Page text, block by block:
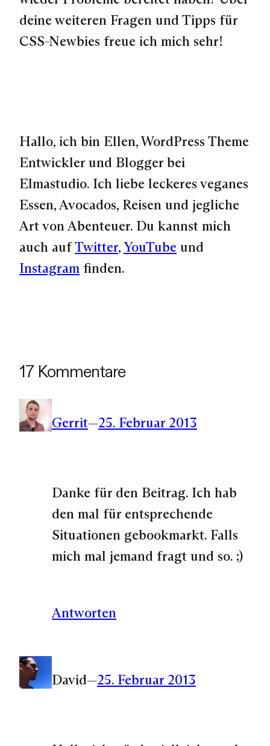
deine weiteren Fragen und Tipps für
CSS-Newbies freue ich mich sehr!
Hallo, ich bin Ellen, WordPress Theme
Entwickler und Blogger bei
Elmastudio. Ich liebe leckeres veganes
Essen, Avocados, Reisen und jegliche
Art von Abenteuer. Du kannst mich
auch aufTwitter,YouTube und
Instagram finden.
17 Kommentare
Gerrit—25. Februar 2013
Danke für den Beitrag. Ich hab
den mal für entsprechende
Situationen gebookmarkt. Falls
mich mal jemand fragt und so. ;)
Antworten
David—25. Februar 2013